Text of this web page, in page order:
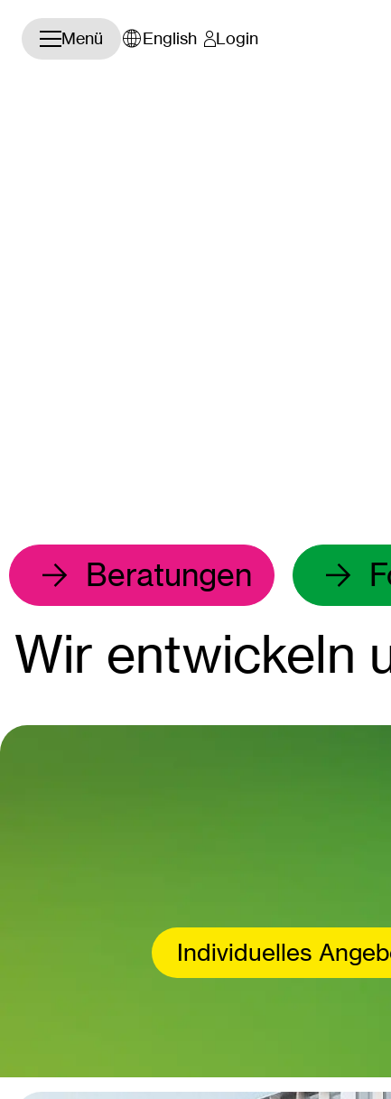
Navigation öffnen/schließen
Menü English Login
Wir entwickeln
Beratungen
Individuelles